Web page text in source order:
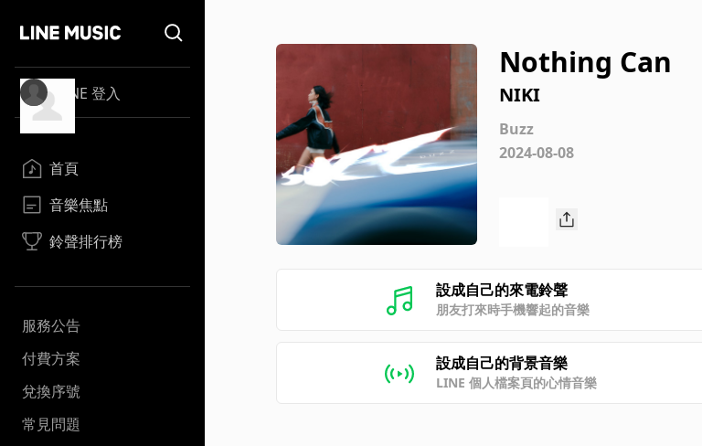
LINE 登入
首頁
音樂焦點
鈴聲排行榜
服務公告
付費方案
兌換序號
常見問題
Nothing Can
NIKI
Buzz
2024-08-08
設成自己的來電鈴聲
朋友打來時手機響起的音樂
設成自己的背景音樂
LINE 個人檔案頁的心情音樂